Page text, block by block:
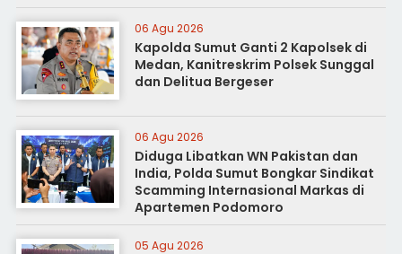
06 Agu 2026
Kapolda Sumut Ganti 2 Kapolsek di
Medan, Kanitreskrim Polsek Sunggal
dan Delitua Bergeser
06 Agu 2026
Diduga Libatkan WN Pakistan dan
India, Polda Sumut Bongkar Sindikat
Scamming Internasional Markas di
Apartemen Podomoro
05 Agu 2026